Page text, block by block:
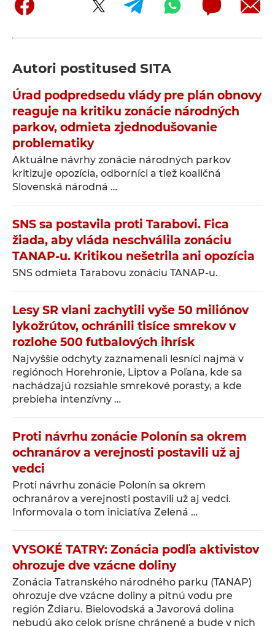
Autori postitused SITA
Úrad podpredsedu vlády pre plán obnovy
reaguje na kritiku zonácie národných
parkov, odmieta zjednodušovanie
problematiky
Aktuálne návrhy zonácie národných parkov
kritizuje opozícia, odborníci a tiež koaličná
Slovenská národná …
SNS sa postavila proti Tarabovi. Fica
žiada, aby vláda neschválila zonáciu
TANAP-u. Kritikou nešetrila ani opozícia
SNS odmieta Tarabovu zonáciu TANAP-u.
Lesy SR vlani zachytili vyše 50 miliónov
lykožrútov, ochránili tisíce smrekov v
rozlohe 500 futbalových ihrísk
Najvyššie odchyty zaznamenali lesníci najmä v
regiónoch Horehronie, Liptov a Poľana, kde sa
nachádzajú rozsiahle smrekové porasty, a kde
prebieha intenzívny …
Proti návrhu zonácie Polonín sa okrem
ochranárov a verejnosti postavili už aj
vedci
Proti návrhu zonácie Polonín sa okrem
ochranárov a verejnosti postavili už aj vedci.
Informovala o tom iniciatíva Zelená …
VYSOKÉ TATRY: Zonácia podľa aktivistov
ohrozuje dve vzácne doliny
Zonácia Tatranského národného parku (TANAP)
ohrozuje dve vzácne doliny a pitnú vodu pre
región Ždiaru. Bielovodská a Javorová dolina
nebudú ako celok prísne chránené a bude v nich